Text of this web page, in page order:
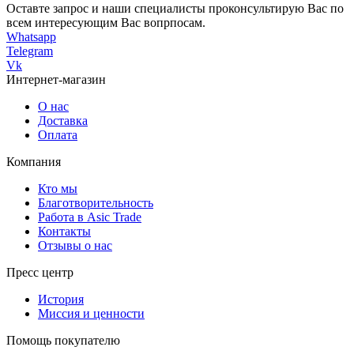
Оставте запрос и наши специалисты проконсультирую Вас по
всем интересующим Вас вопрпосам.
Whatsapp
Telegram
Vk
Интернет-магазин
О нас
Доставка
Оплата
Компания
Кто мы
Благотворительность
Работа в Asic Trade
Контакты
Отзывы о нас
Пресс центр
История
Миссия и ценности
Помощь покупателю